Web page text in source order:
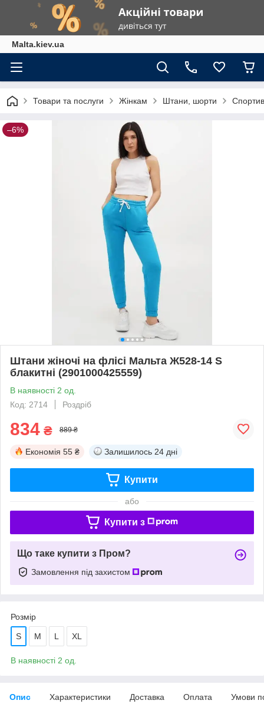
Malta.kiev.ua
Товари та послуги Жінкам Штани, шорти
–6%
Штани жіночі на флісі Мальта Ж528-14 S
блакитні (2901000425559)
В наявності 2 од.
Код: 2714
Роздріб
834 ₴ 889 ₴
Економія 55 ₴ Залишилось 24 дні
Купити
або
Купити з
Що таке купити з Пром?
Замовлення під захистом
Розмір
S M L XL
В наявності 2 од.
Опис Характеристики Доставка Оплата Умови